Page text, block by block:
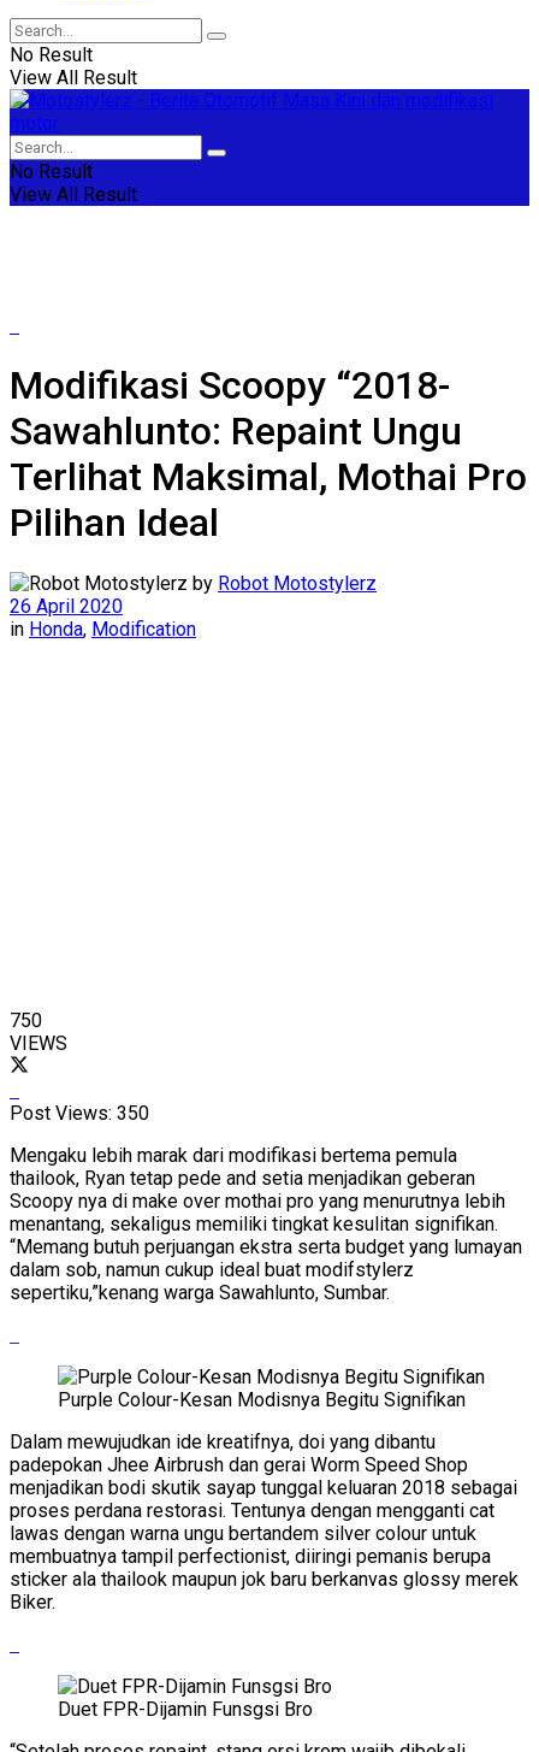
No Result
View All Result
No Result
View All Result
Modifikasi Scoopy “2018-
Sawahlunto: Repaint Ungu
Terlihat Maksimal, Mothai Pro
Pilihan Ideal
by Robot Motostylerz
26 April 2020
in Honda, Modification
750
VIEWS
Post Views: 350
Mengaku lebih marak dari modifikasi bertema pemula
thailook, Ryan tetap pede and setia menjadikan geberan
Scoopy nya di make over mothai pro yang menurutnya lebih
menantang, sekaligus memiliki tingkat kesulitan signifikan.
“Memang butuh perjuangan ekstra serta budget yang lumayan
dalam sob, namun cukup ideal buat modifstylerz
sepertiku,”kenang warga Sawahlunto, Sumbar.
Purple Colour-Kesan Modisnya Begitu Signifikan
Dalam mewujudkan ide kreatifnya, doi yang dibantu
padepokan Jhee Airbrush dan gerai Worm Speed Shop
menjadikan bodi skutik sayap tunggal keluaran 2018 sebagai
proses perdana restorasi. Tentunya dengan mengganti cat
lawas dengan warna ungu bertandem silver colour untuk
membuatnya tampil perfectionist, diiringi pemanis berupa
sticker ala thailook maupun jok baru berkanvas glossy merek
Biker.
Duet FPR-Dijamin Funsgsi Bro